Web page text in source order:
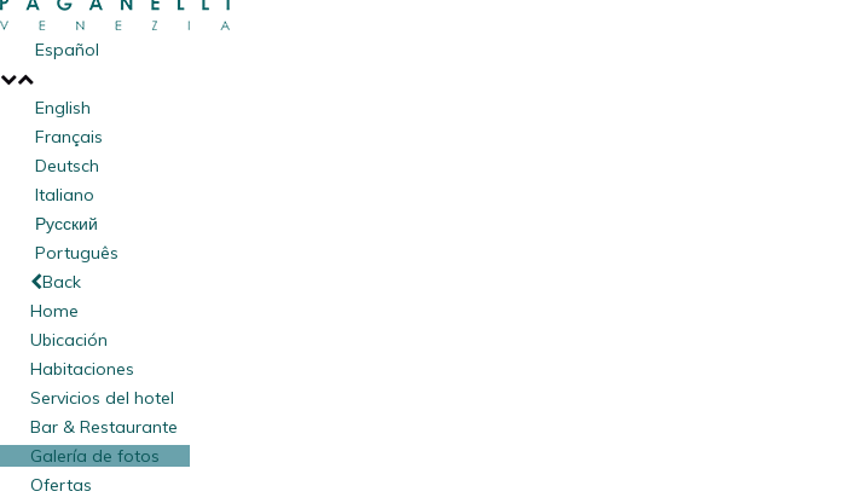
Español
English
Français
Deutsch
Italiano
Русский
Português
Back
Home
Ubicación
Habitaciones
Servicios del hotel
Bar & Restaurante
Galería de fotos
Ofertas